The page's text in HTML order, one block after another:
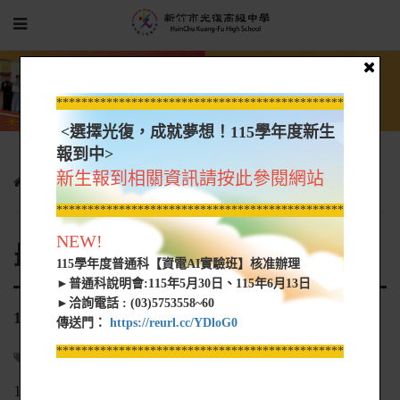
光復新聞 最新消息 115學年度第1次代理教師甄選簡章
最新消息
115學年度第1次代理教師甄選簡章
人事室 2026-05-22
1.請參閱甄選簡章內容。
*****************************************************
<選擇光復，成就夢想！115學年度新生
報到中>
新生報到相關資訊請按此參閱網站
*****************************************************
NEW!
115學年度普通科【資電AI實驗班】核准辦理
►普通科說明會:115年5月30日、115年6月13日
►洽詢電話 : (03)5753558~60
傳送門： https://reurl.cc/YDloG0
*****************************************************